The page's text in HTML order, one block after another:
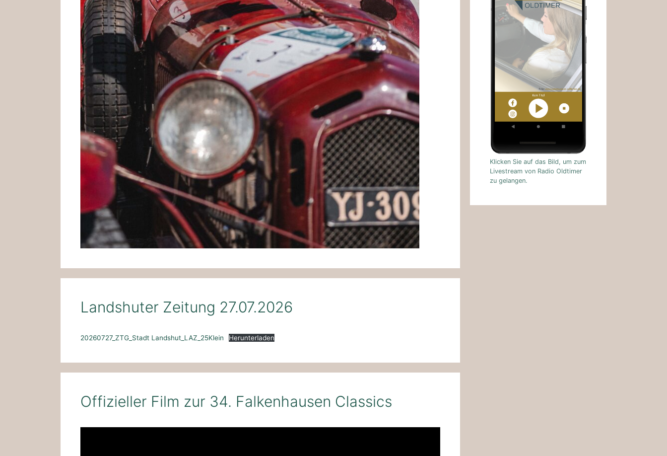
Landshuter Zeitung 27.07.2026
20260727_ZTG_Stadt Landshut_LAZ_25Klein Herunterladen
Offizieller Film zur 34. Falkenhausen Classics
Klicken Sie auf das Bild, um zum
Livestream von Radio Oldtimer
zu gelangen.